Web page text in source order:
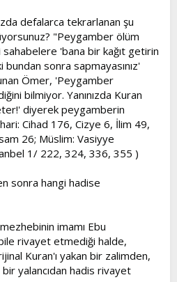
defalarca tekrarlanan şu
"Peygamber ölüm
'bana bir kağıt getirin
sonra sapmayasınız'
Ömer, 'Peygamber
bilmiyor. Yanınızda Kuran
diyerek peygamberin
Cihad 176, Cizye 6, İlim 49,
26; Müslim: Vasiyye
1/ 222, 324, 336, 355 )
sonra hangi hadise
imamı Ebu
rivayet etmediği halde,
Kuran'ı yakan bir zalimden,
yalancıdan hadis rivayet